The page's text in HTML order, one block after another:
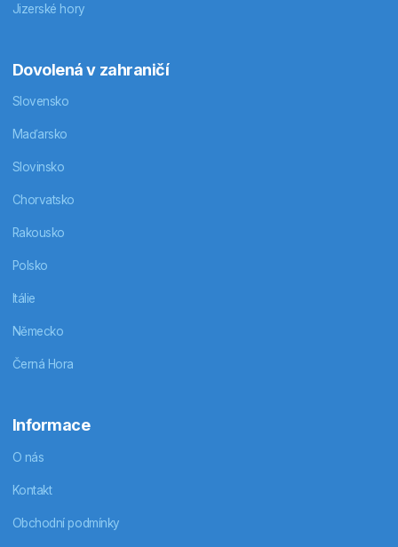
Jizerské hory
Dovolená v zahraničí
Slovensko
Maďarsko
Slovinsko
Chorvatsko
Rakousko
Polsko
Itálie
Německo
Černá Hora
Informace
O nás
Kontakt
Obchodní podmínky